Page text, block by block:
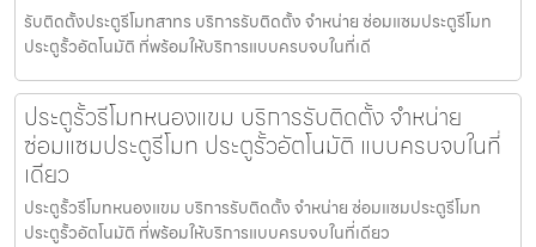
รับติดตั้งประตูรีโมทสาทร บริการรับติดตั้ง จำหน่าย ซ่อมแซมประตูรีโมท
ประตูรั้วอัตโนมัติ ที่พร้อมให้บริการแบบครบจบในที่เดี
ประตูรั้วรีโมทหนองแขม บริการรับติดตั้ง จำหน่าย
ซ่อมแซมประตูรีโมท ประตูรั้วอัตโนมัติ แบบครบจบในที่
เดียว
ประตูรั้วรีโมทหนองแขม บริการรับติดตั้ง จำหน่าย ซ่อมแซมประตูรีโมท
ประตูรั้วอัตโนมัติ ที่พร้อมให้บริการแบบครบจบในที่เดียว